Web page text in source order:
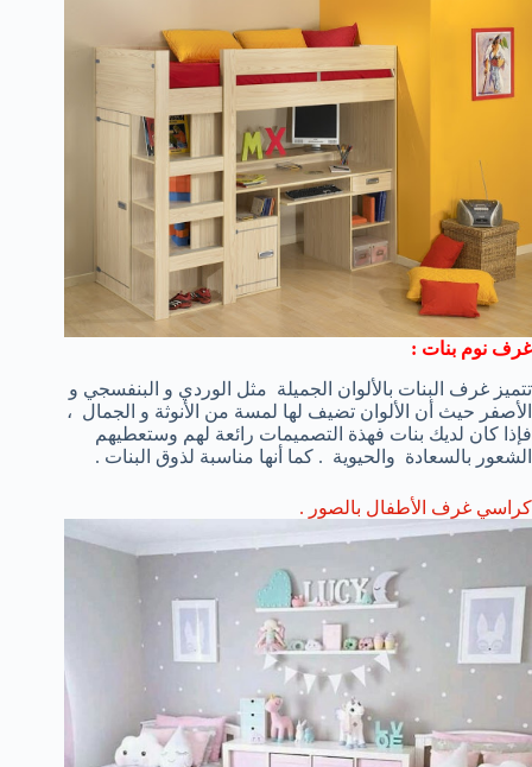
غرف نوم بنات :
تتميز غرف البنات بالألوان الجميلة مثل الوردي و البنفسجي و
الأصفر حيث أن الألوان تضيف لها لمسة من الأنوثة و الجمال ،
فإذا كان لديك بنات فهذة التصميمات رائعة لهم وستعطيهم
الشعور بالسعادة والحيوية . كما أنها مناسبة لذوق البنات .
كراسي غرف الأطفال بالصور .